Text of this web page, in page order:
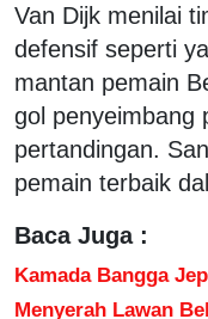
Van Dijk menilai
defensif seperti
mantan pemain
gol penyeimbang
pertandingan.
pemain terbaik
Baca Juga :
Kamada Bangga
Menyerah Lawan